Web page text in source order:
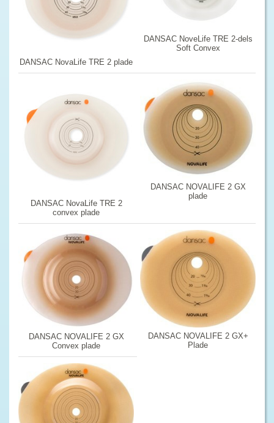
DANSAC NovaLife TRE 2 plade
DANSAC NoveLife TRE 2-dels
Soft Convex
DANSAC NovaLife TRE 2
convex plade
DANSAC NOVALIFE 2 GX
plade
DANSAC NOVALIFE 2 GX
Convex plade
DANSAC NOVALIFE 2 GX+
Plade